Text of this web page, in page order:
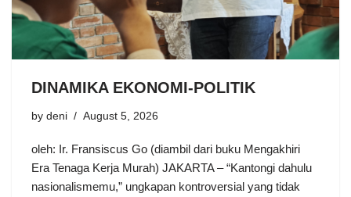
DINAMIKA EKONOMI-POLITIK
by deni August 5, 2026
oleh: Ir. Fransiscus Go (diambil dari buku Mengakhiri
Era Tenaga Kerja Murah) JAKARTA – “Kantongi dahulu
nasionalismemu,” ungkapan kontroversial yang tidak